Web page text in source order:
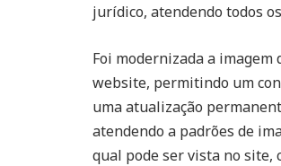
jurídico, atendendo todos
Foi modernizada a imagem
website, permitindo um
uma atualização
atendendo a padrões de
qual pode ser vista no site,